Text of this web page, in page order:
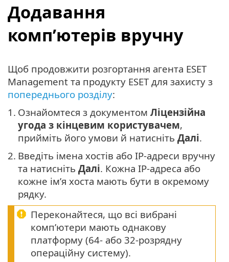
Додавання
комп’ютерів вручну
Щоб продовжити розгортання агента ESET
Management та продукту ESET для захисту з
попереднього розділу:
1. Ознайомтеся з документом Ліцензійна
угода з кінцевим користувачем,
прийміть його умови й натисніть Далі.
2. Введіть імена хостів або IP-адреси вручну
та натисніть Далі. Кожна IP-адреса або
кожне ім’я хоста мають бути в окремому
рядку.
Переконайтеся, що всі вибрані
комп’ютери мають однакову
платформу (64- або 32-розрядну
операційну систему).